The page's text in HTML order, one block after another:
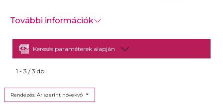
Inspirálj. Alkoss. Színezz.
További információk
Keresés paraméterek alapján
1 - 3 / 3 db
Rendezés: Ár szerint növekvő